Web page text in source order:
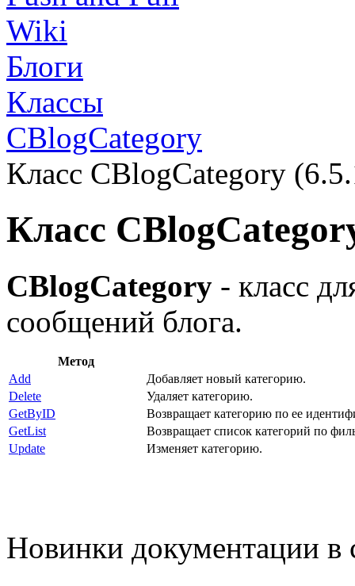
Wiki
Блоги
Классы
CBlogCategory
Класс CBlogCategory
Класс
CBlogCategory - класс
сообщений блога.
Метод
Add
Добавляет новый категорию.
Delete
Удаляет категорию.
GetByID
Возвращает категорию по ее
GetList
Возвращает список категорий по
Update
Изменяет категорию.
Новинки документации в